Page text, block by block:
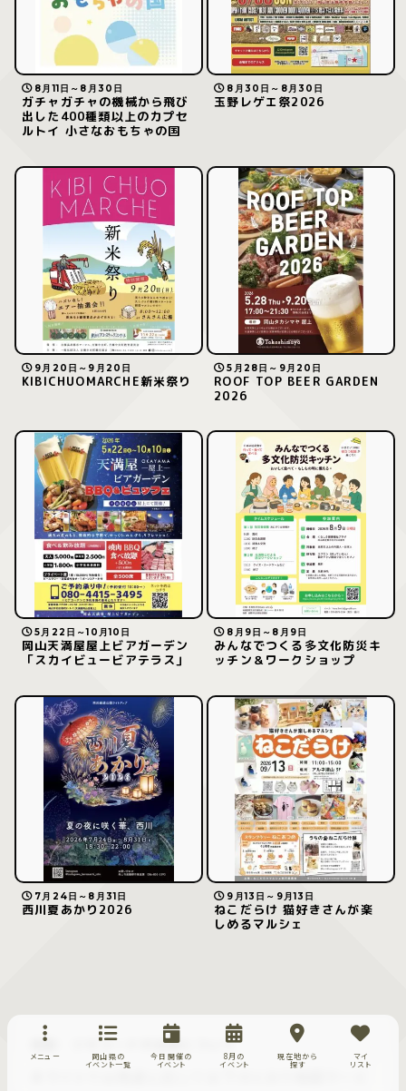
8月11日～8月30日
ガチャガチャの機械から飛び
出した400種類以上のカプセ
ルトイ 小さなおもちゃの国
8月30日～8月30日
玉野レゲエ祭2026
9月20日～9月20日
KIBICHUOMARCHE新米祭り
5月28日～9月20日
ROOF TOP BEER GARDEN
2026
5月22日～10月10日
岡山天満屋屋上ビアガーデン
「スカイビュービアテラス」
8月9日～8月9日
みんなでつくる多文化防災キ
ッチン＆ワークショップ
7月24日～8月31日
西川夏あかり2026
9月13日～9月13日
ねこだらけ 猫好きさんが楽
しめるマルシェ
地図・ジオコードの出典について
メニュー
岡山県の
イベント一覧
今日開催の
イベント
8月の
イベント
現在地から
探す
マイ
リスト